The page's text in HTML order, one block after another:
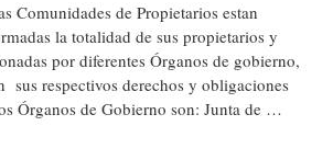
Comunidades de Propietarios estan
la totalidad de sus propietarios y
por diferentes Órganos de gobierno,
sus respectivos derechos y obligaciones
Órganos de Gobierno son: Junta de …